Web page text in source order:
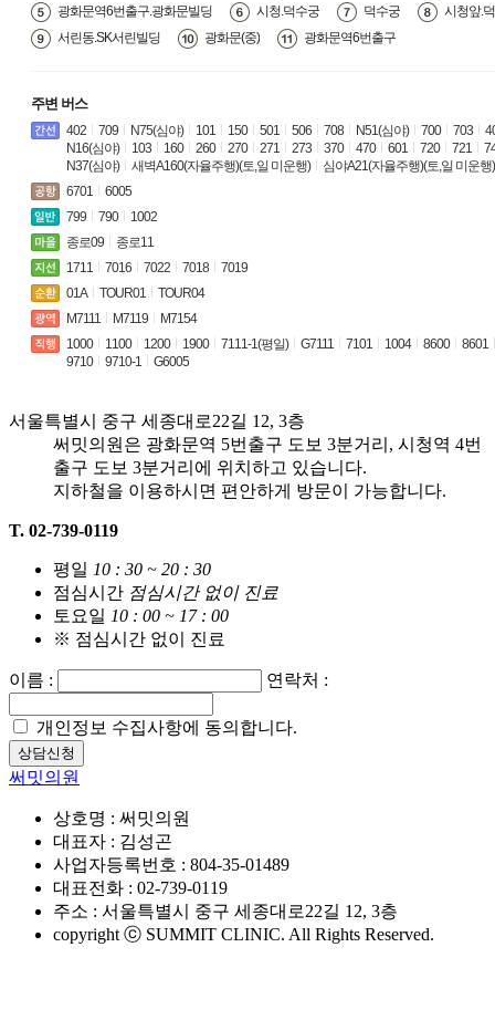
광화문역6번출구.광화문빌딩
시청.덕수궁 덕수궁
시청앞.
서린동.SK서린빌딩
광화문(중) 광화문역6번출구
주변 버스
402 709 N75(심야) 101 150 501 506 708 N51(심야) 700 703
N16(심야)
103 160 260 270 271 273 370 470 601 720 721
N37(심야)
새벽A160(자율주행)(토,일 미운행)
심야A21(자율주행)(토,일 미운행)
6701
6005
799
790
1002
종로09
종로11
1711
7016 7022 7018
7019
01A
TOUR01
TOUR04
M7111
M7119
M7154
1000
1100 1200 1900 7111-1(평일) G7111 7101 1004 8600
8601
9710
9710-1 G6005
서울특별시 중구 세종대로22길 12, 3층
써밋의원은 광화문역 5번출구 도보 3분거리, 시청역 4번
출구 도보 3분거리에 위치하고 있습니다.
지하철을 이용하시면 편안하게 방문이 가능합니다.
T. 02-739-0119
평일 10 : 30 ~ 20 : 30
점심시간 점심시간 없이 진료
토요일 10 : 00 ~ 17 : 00
※ 점심시간 없이 진료
이름 : 연락처 :
개인정보 수집사항에 동의합니다.
상담신청
써밋의원
상호명 : 써밋의원
대표자 : 김성곤
사업자등록번호 : 804-35-01489
대표전화 : 02-739-0119
주소 : 서울특별시 중구 세종대로22길 12, 3층
copyright ⓒ SUMMIT CLINIC. All Rights Reserved.